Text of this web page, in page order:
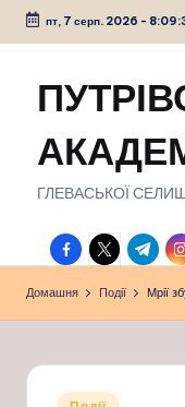
Перейти
пт, 7 серп. 2026 -
ГЛЕВАСЬКОЇ
facebook.com
twitter.com
t.me
Домашня Події Мрії
Опубліковано